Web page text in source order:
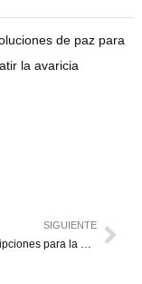
de paz para
la avaricia
SIGUIENTE
Inician inscripciones para la Media Maratón Internacional Maracaibo